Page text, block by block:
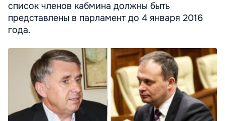
список членов кабмина должны быть
представлены в парламент до 4 января 2016
года.